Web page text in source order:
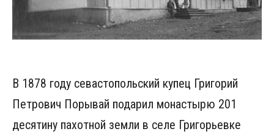
В 1878 году севастопольский купец Григорий
Петрович Порывай подарил монастырю 201
десятину пахотной земли в селе Григорьевке